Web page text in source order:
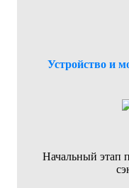
Устройство и
Начальный этап